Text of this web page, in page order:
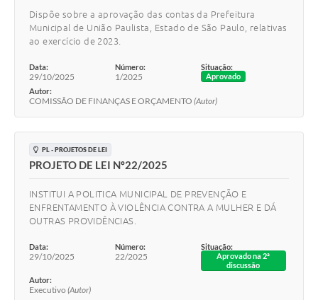
Dispõe sobre a aprovação das contas da Prefeitura
Municipal de União Paulista, Estado de São Paulo, relativas
ao exercício de 2023.
Data:
29/10/2025
Número:
1/2025
Situação:
Aprovado
Autor:
COMISSÃO DE FINANÇAS E ORÇAMENTO (Autor)
PL - PROJETOS DE LEI
PROJETO DE LEI Nº22/2025
INSTITUI A POLITICA MUNICIPAL DE PREVENÇÃO E
ENFRENTAMENTO À VIOLÊNCIA CONTRA A MULHER E DÁ
OUTRAS PROVIDÊNCIAS.
Data:
29/10/2025
Número:
22/2025
Situação:
Aprovado na 2ª
discussão
Autor:
Executivo (Autor)